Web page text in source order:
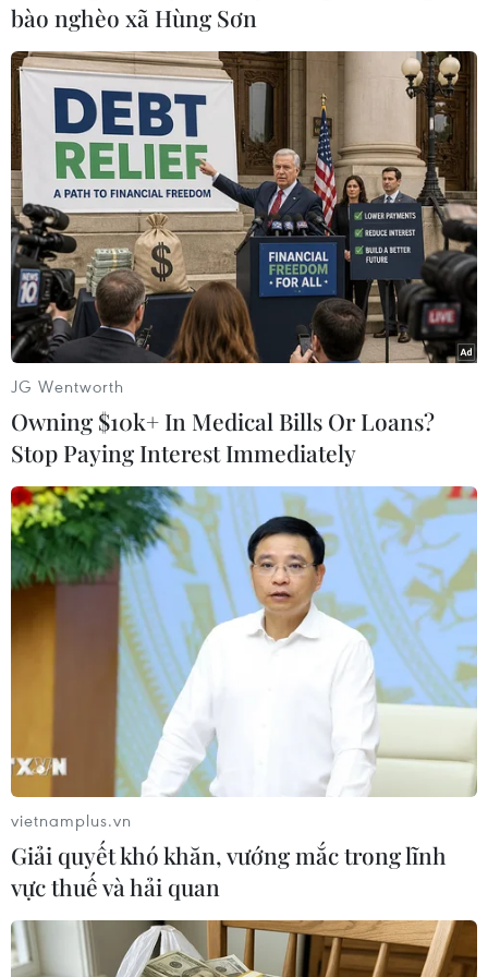
nhà nước./.
(TTXVN/Vietnam+)
#Chương trình sách quốc gia
#ứng dụng công nghệ số
#Xuất bản
#Nâng cao dân trí #Sách điện tử
Theo dõi VietnamPlus
TIN LIÊN QUAN
bào nghèo xã Hùng Sơn
JG Wentworth
Owning $10k+ In Medical Bills Or Loans?
Stop Paying Interest Immediately
vietnamplus.vn
Giải quyết khó khăn, vướng mắc trong lĩnh
vực thuế và hải quan